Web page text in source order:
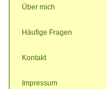
Über mich
Häufige Fragen
Kontakt
Impressum